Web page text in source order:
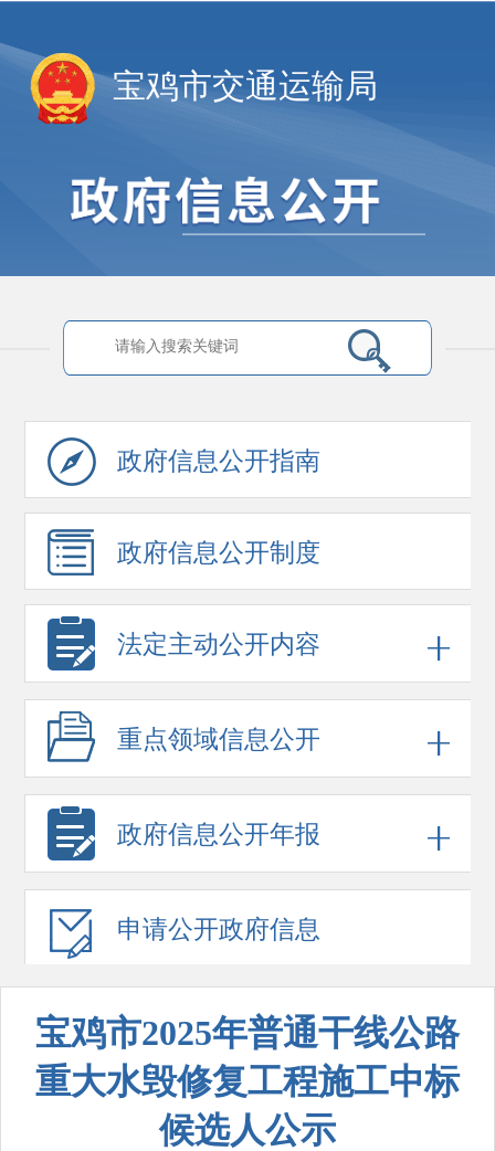
宝鸡市交通运输局
政府信息公开指南
政府信息公开制度
法定主动公开内容
重点领域信息公开
政府信息公开年报
申请公开政府信息
宝鸡市2025年普通干线公路
重大水毁修复工程施工中标
候选人公示